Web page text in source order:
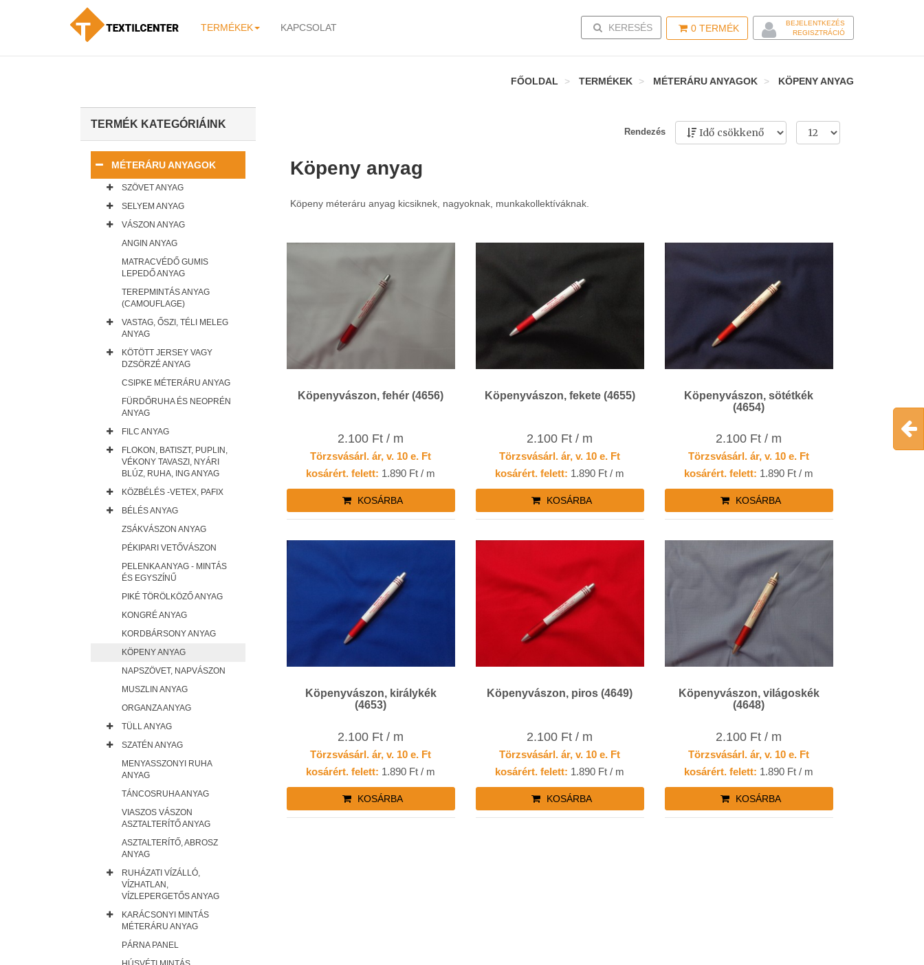
TERMÉKEK KAPCSOLAT 0 TERMÉK
BEJELENTKEZÉS
REGISZTRÁCIÓ
TOGGLE SEARCH
KERESÉS
FŐOLDAL TERMÉKEK MÉTERÁRU ANYAGOK KÖPENY ANYAG
Rendezés
Köpeny anyag
Köpeny méteráru anyag kicsiknek, nagyoknak, munkakollektíváknak.
Köpenyvászon, fehér (4656)
2.100 Ft / m
Törzsvásárl. ár, v. 10 e. Ft
kosárért. felett: 1.890 Ft / m
KOSÁRBA
Köpenyvászon, fekete (4655)
2.100 Ft / m
Törzsvásárl. ár, v. 10 e. Ft
kosárért. felett: 1.890 Ft / m
KOSÁRBA
Köpenyvászon, sötétkék
(4654)
2.100 Ft / m
Törzsvásárl. ár, v. 10 e. Ft
kosárért. felett: 1.890 Ft / m
KOSÁRBA
Köpenyvászon, királykék
(4653)
2.100 Ft / m
Törzsvásárl. ár, v. 10 e. Ft
kosárért. felett: 1.890 Ft / m
KOSÁRBA
Köpenyvászon, piros (4649)
2.100 Ft / m
Törzsvásárl. ár, v. 10 e. Ft
kosárért. felett: 1.890 Ft / m
KOSÁRBA
Köpenyvászon, világoskék
(4648)
2.100 Ft / m
Törzsvásárl. ár, v. 10 e. Ft
kosárért. felett: 1.890 Ft / m
KOSÁRBA
TERMÉK KATEGÓRIÁINK
MÉTERÁRU ANYAGOK
SZÖVET ANYAG
SELYEM ANYAG
VÁSZON ANYAG
ANGIN ANYAG
MATRACVÉDŐ GUMIS
LEPEDŐ ANYAG
TEREPMINTÁS ANYAG
(CAMOUFLAGE)
VASTAG, ŐSZI, TÉLI MELEG
ANYAG
KÖTÖTT JERSEY VAGY
DZSÖRZÉ ANYAG
CSIPKE MÉTERÁRU ANYAG
FÜRDŐRUHA ÉS NEOPRÉN
ANYAG
FILC ANYAG
FLOKON, BATISZT, PUPLIN,
VÉKONY TAVASZI, NYÁRI
BLÚZ, RUHA, ING ANYAG
KÖZBÉLÉS -VETEX, PAFIX
BÉLÉS ANYAG
ZSÁKVÁSZON ANYAG
PÉKIPARI VETŐVÁSZON
PELENKA ANYAG - MINTÁS
ÉS EGYSZÍNŰ
PIKÉ TÖRÖLKÖZŐ ANYAG
KONGRÉ ANYAG
KORDBÁRSONY ANYAG
KÖPENY ANYAG
NAPSZÖVET, NAPVÁSZON
MUSZLIN ANYAG
ORGANZA ANYAG
TÜLL ANYAG
SZATÉN ANYAG
MENYASSZONYI RUHA
ANYAG
TÁNCOSRUHA ANYAG
VIASZOS VÁSZON
ASZTALTERÍTŐ ANYAG
ASZTALTERÍTŐ, ABROSZ
ANYAG
RUHÁZATI VÍZÁLLÓ,
VÍZHATLAN,
VÍZLEPERGETŐS ANYAG
KARÁCSONYI MINTÁS
MÉTERÁRU ANYAG
PÁRNA PANEL